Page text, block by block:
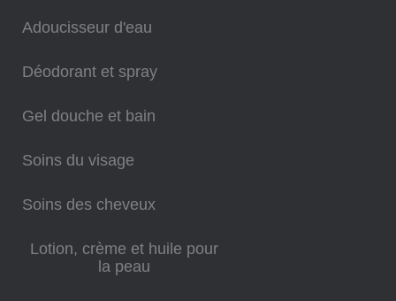
Adoucisseur d'eau
Déodorant et spray
Gel douche et bain
Soins du visage
Soins des cheveux
Lotion, crème et huile pour
la peau